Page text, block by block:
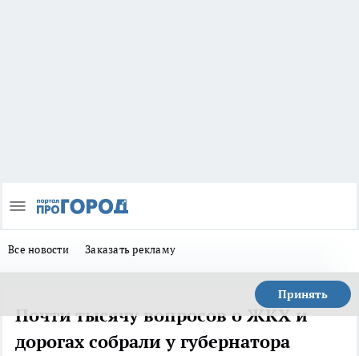
Все новости Заказать рекламу
Принять
Почти тысячу вопросов о ЖКХ и
дорогах собрали у губернатора